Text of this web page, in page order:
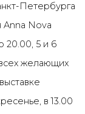
Петербурга
Anna Nova
20.00, 5 и 6
всех желающих
в 13.00